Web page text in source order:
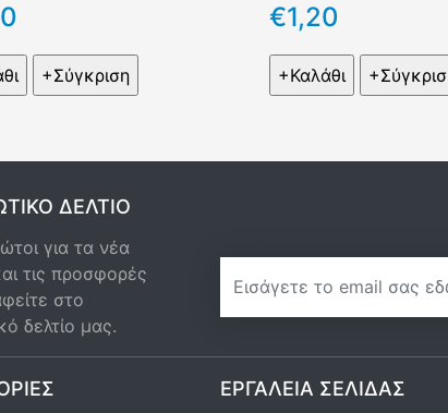
€1,20
ΔΕΛΤΊΟ
για τα νέα
τις προσφορές
στο
δελτίο μας.
ΕΡΓΑΛΕΊΑ ΣΕΛΊΔΑΣ